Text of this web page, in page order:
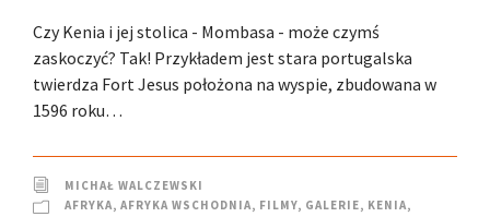
Czy Kenia i jej stolica - Mombasa - może czymś
zaskoczyć? Tak! Przykładem jest stara portugalska
twierdza Fort Jesus położona na wyspie, zbudowana w
1596 roku…
MICHAŁ WALCZEWSKI
AFRYKA, AFRYKA WSCHODNIA, FILMY, GALERIE, KENIA,